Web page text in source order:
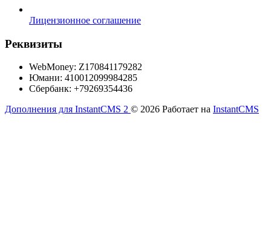
Лицензионное соглашение
Реквизиты
WebMoney: Z170841179282
Юмани: 410012099984285
Сбербанк: +79269354436
Дополнения для InstantCMS 2 © 2026 Работает на InstantCMS